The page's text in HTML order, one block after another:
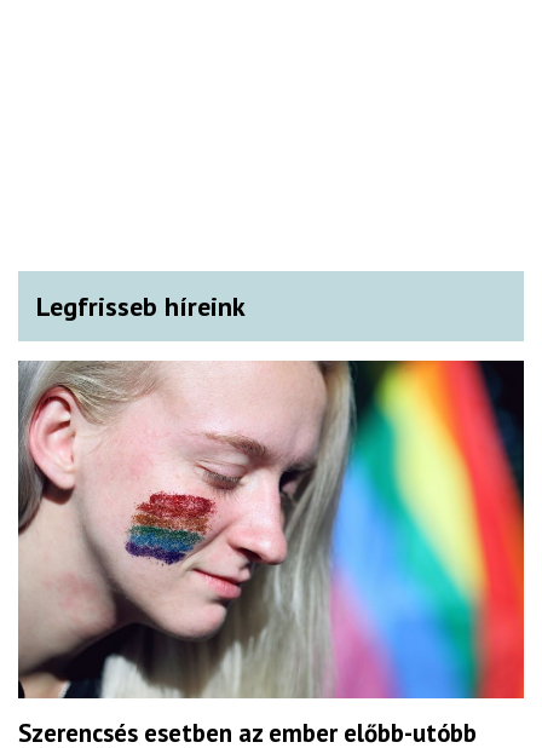
Legfrisseb híreink
Szerencsés esetben az ember előbb-utóbb